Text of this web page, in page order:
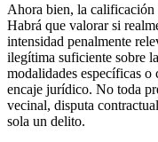
Ahora bien, la calificación
Habrá que valorar si
intensidad penalmente
ilegítima suficiente sobre
modalidades específicas o
encaje jurídico. No toda
vecinal, disputa
sola un delito.